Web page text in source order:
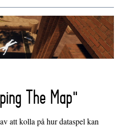
The Map"
att kolla på hur dataspel kan